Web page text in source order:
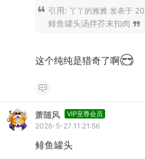
引用: 丫丫的雅雅 发表于
鲱鱼罐头汤拌芥末扣肉
这个纯纯是猎奇了啊
萧随风 VIP至尊会员
2026-5-27 11:21:56
鲱鱼罐头